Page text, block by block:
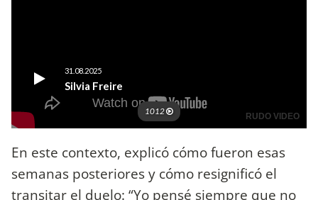
En este contexto, explicó cómo fueron esas
semanas posteriores y cómo resignificó el
transitar el duelo: “Yo pensé siempre que no